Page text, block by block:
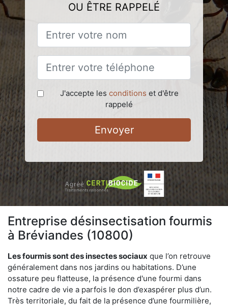
OU ÊTRE RAPPELÉ
J'accepte les conditions et d'être
rappelé
Envoyer
Entreprise désinsectisation fourmis
à Bréviandes (10800)
Les fourmis sont des insectes sociaux que l’on retrouve
généralement dans nos jardins ou habitations. D’une
ossature peu flatteuse, la présence d'une fourmi dans
notre cadre de vie a parfois le don d’exaspérer plus d’un.
Très territoriale, du fait de la présence d’une fourmilière,